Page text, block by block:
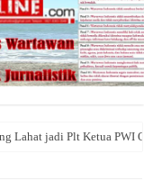
Lahat jadi Plt Ketua PWI